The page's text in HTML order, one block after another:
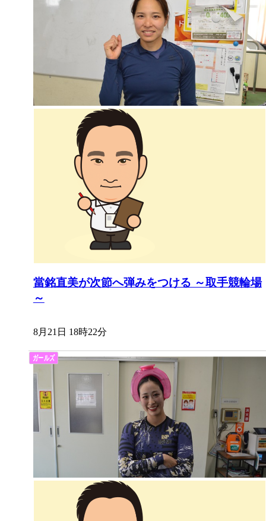
當銘直美が次節へ弾みをつける ～取手競輪場
～
8月21日 18時22分